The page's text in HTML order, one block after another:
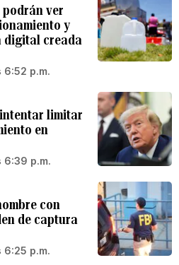
podrán ver
y
digital creada
p.m.
limitar
en
6:39 p.m.
con
de captura
p.m.